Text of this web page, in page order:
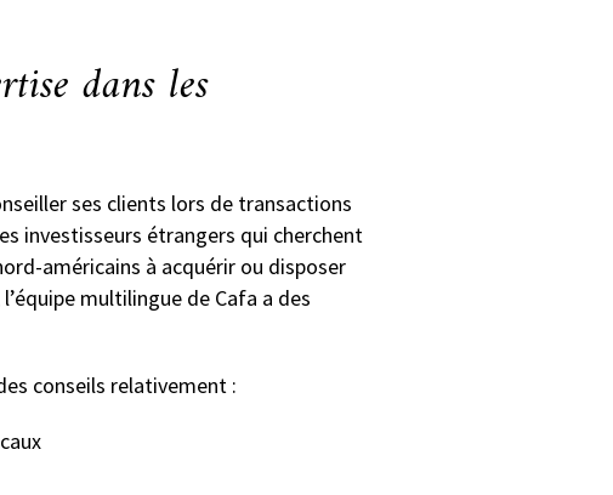
dans les
ses clients lors de transactions
investisseurs étrangers qui cherchent
américains à acquérir ou disposer
multilingue de Cafa a des
conseils relativement :